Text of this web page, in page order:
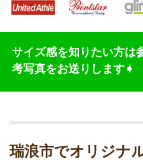
サイズ感を知りたい方は
考写真をお送りします➧
瑞浪市でオリジナ